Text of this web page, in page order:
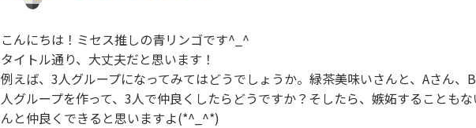
こんにちは！ミセス推しの青リンゴです^_^
タイトル通り、大丈夫だと思います！
例えば、3人グループになってみてはどうでしょうか。緑茶美味いさんと、Aさん、
人グループを作って、3人で仲良くしたらどうですか？そしたら、嫉妬することも
んと仲良くできると思いますよ(*^_^*)